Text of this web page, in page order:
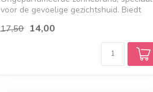
voor de gevoelige gezichtshuid. Biedt
17,50 14,00